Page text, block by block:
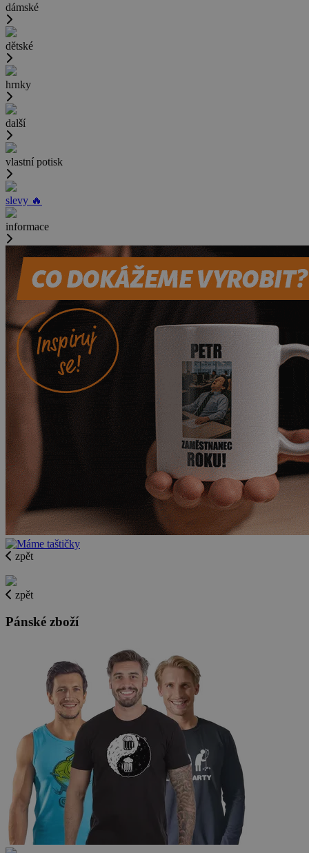
dámské
dětské
hrnky
další
vlastní potisk
slevy 🔥
informace
zpět
zpět
Pánské zboží